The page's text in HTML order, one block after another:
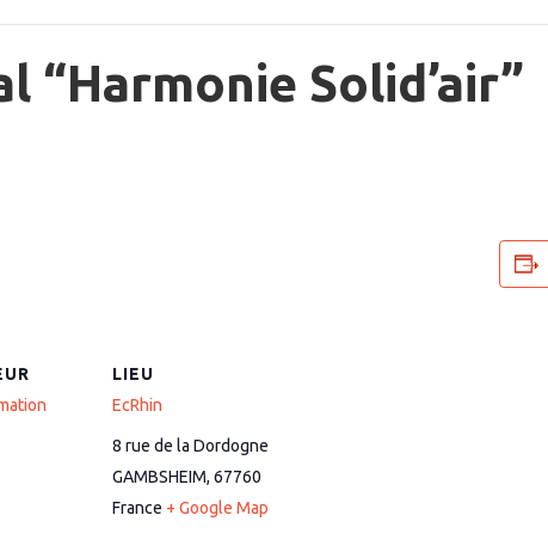
“Harmonie Solid’air”
LIEU
EcRhin
8 rue de la Dordogne
GAMBSHEIM, 67760
France + Google Map